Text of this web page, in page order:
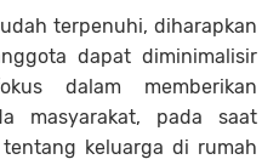
terpenuhi, diharapkan
dapat diminimalisir
dalam memberikan
masyarakat, pada saat
keluarga di rumah